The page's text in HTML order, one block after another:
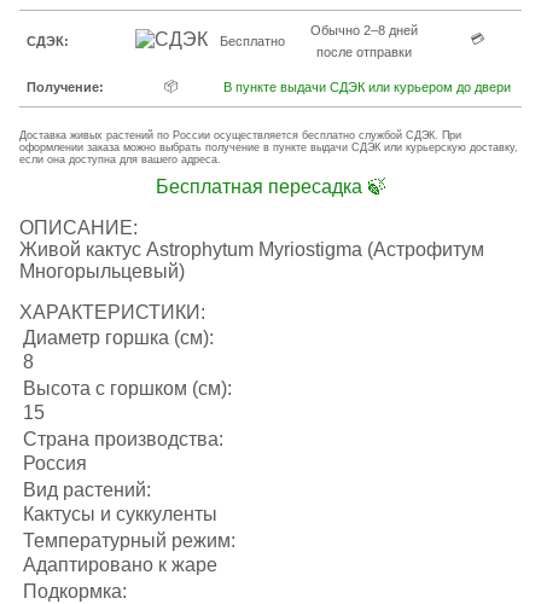
СДЭК: Бесплатно
Обычно 2–8 дней
после отправки
💳
Получение: 📦 В пункте выдачи СДЭК или курьером до двери
Доставка живых растений по России осуществляется бесплатно службой СДЭК. При
оформлении заказа можно выбрать получение в пункте выдачи СДЭК или курьерскую доставку,
если она доступна для вашего адреса.
Бесплатная пересадка 🍃
ОПИСАНИЕ:
Живой кактус Astrophytum Myriostigma (Астрофитум
Многорыльцевый)
ХАРАКТЕРИСТИКИ:
Диаметр горшка (см):
8
Высота с горшком (см):
15
Страна производства:
Россия
Вид растений:
Кактусы и суккуленты
Температурный режим:
Адаптировано к жаре
Подкормка: